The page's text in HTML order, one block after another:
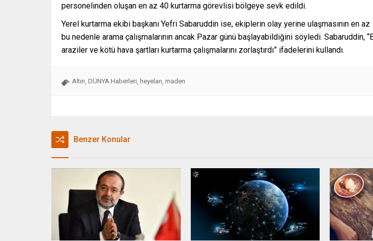
personelinden oluşan en az 40 kurtarma görevlisi bölgeye sevk edildi.
Yerel kurtarma ekibi başkanı Yefri Sabaruddin ise, ekiplerin olay yerine ulaşmasının en
bu nedenle arama çalışmalarının ancak Pazar günü başlayabildiğini söyledi. Sabaruddin,
araziler ve kötü hava şartları kurtarma çalışmalarını zorlaştırdı” ifadelerini kullandı.
Altın, DÜNYA Haberleri, heyelan, maden
Benzer Konular